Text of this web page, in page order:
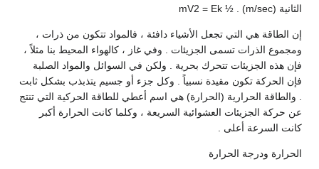
الثانية (m/sec) . ½ mV2 = Ek
إن الطاقة هي التي تجعل الأشياء دافئة ، فالمواد تتكون من ذرات ،
ومجموع الذرات تسمى الجزيئات . وفي غاز ، كالهواء المحيط بنا مثلاً ،
فإن هذه الجزيئات تتحرك بحرية . ولكن في السوائل والمواد الصلبة
فإن الحركة تكون مقيدة نسبياً . وكل جزء أو جسيم يتذبذب بشكل ثابت
. والطاقة الحرارية (الحرارة) هي اسم أعطي للطاقة الحركية التي تنتج
عن حركة الجزيئات العشوائية السريعة ، وكلما كانت الحرارة أكبر
كانت السرعة أعلى .
الحرارة ودرجة الحرارة